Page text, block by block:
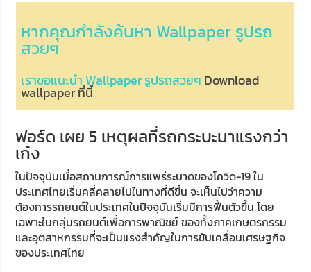
หากคุณกำลังค้นหา Wallpaper รูปรถ
สวยๆ
เราขอแนะนำ Wallpaper รูปรถสวยๆ Download
wallpaper ที่นี้
ฟอร์ด เผย 5 เหตุผลที่รถกระบะมาแรงกว่า
เก๋ง
ในปัจจุบันเมื่อสถานการณ์การแพร่ระบาดของโควิด-19 ใน
ประเทศไทยเริ่มคลี่คลายไปในทางที่ดีขึ้น จะเห็นไปว่าความ
ต้องการรถยนต์ในประเทศในปัจจุบันเริ่มมีการฟื้นตัวขึ้น โดย
เฉพาะในกลุ่มรถยนต์เพื่อการพาณิชย์ ของทั้งภาคเกษตรกรรม
และอุตสาหกรรมที่จะเป็นแรงสำคัญในการขับเคลื่อนเศรษฐกิจ
ของประเทศไทย